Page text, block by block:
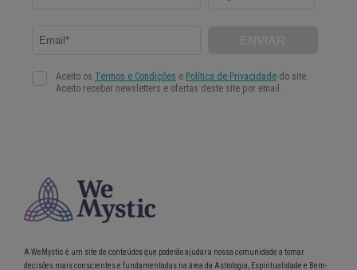
A WeMystic é um site de conteúdos que poderão ajudar a nossa comunidade a tomar
decisões mais conscientes e fundamentadas na área da Astrologia, Espiritualidade e Bem-